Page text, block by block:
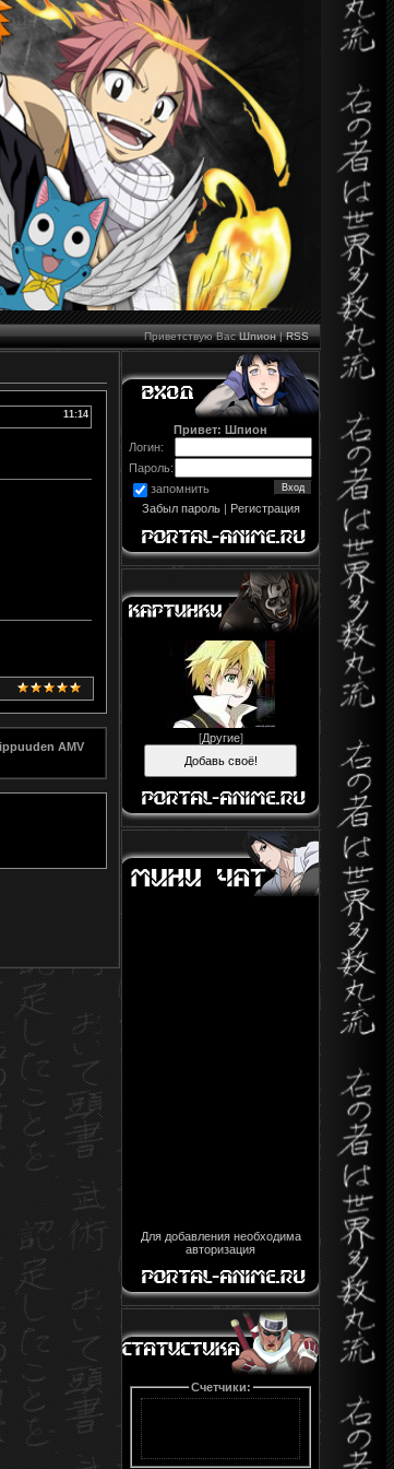
Приветствую Вас Шпион|RSS
11:14
AMV
Привет: Шпион
Логин:
Пароль:
запомнить
Забыл пароль| Регистрация
[Другие]
Для добавления необходима
авторизация
Счетчики: